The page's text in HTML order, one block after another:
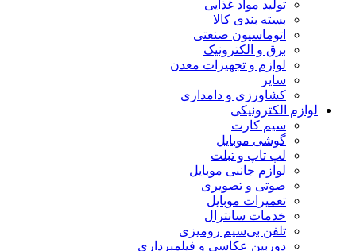
تولید مواد غذایی
بسته بندی کالا
اتوماسیون صنعتی
برق و الکترونیک
لوازم و تجهیزات معدن
سایر
کشاورزی و دامداری
لوازم الکترونیکی
سیم کارت
گوشی موبایل
لپ تاپ و تبلت
لوازم جانبی موبایل
صوتی و تصویری
تعمیرات موبایل
خدمات سانترال
تلفن بی‌سیم رومیزی
دوربین عکاسی و فیلمبرداری